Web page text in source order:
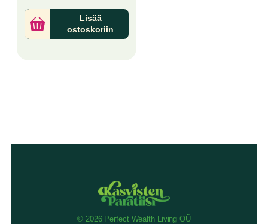
Lisää
ostoskoriin
© 2026 Perfect Wealth Living OÜ